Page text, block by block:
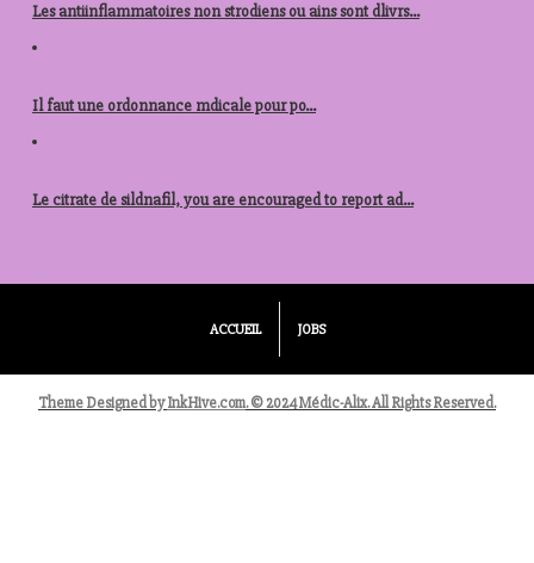
Les antiinflammatoires non strodiens ou ains sont dlivrs...
Il faut une ordonnance mdicale pour po...
Le citrate de sildnafil, you are encouraged to report ad...
ACCUEIL JOBS
Theme Designed byInkHive.com.© 2024 Médic-Alix. All Rights Reserved.